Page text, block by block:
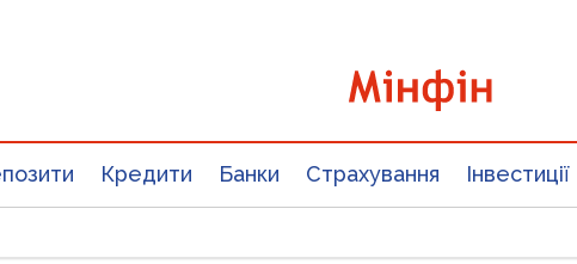
Кредити Банки Страхування Інвестиції